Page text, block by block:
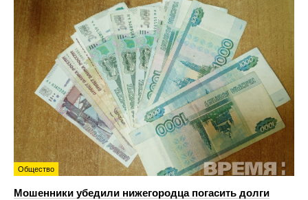
Общество
Мошенники убедили нижегородца погасить долги